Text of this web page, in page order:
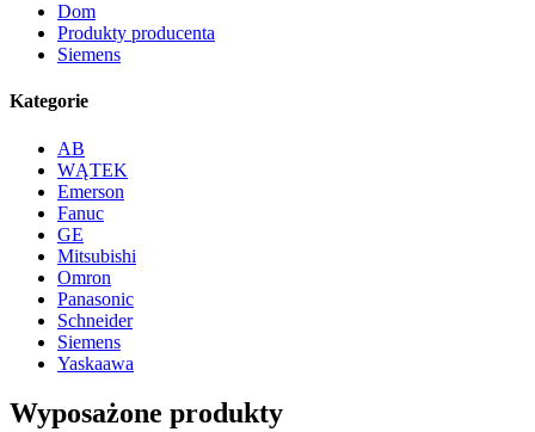
Dom
Produkty producenta
Siemens
Kategorie
AB
WĄTEK
Emerson
Fanuc
GE
Mitsubishi
Omron
Panasonic
Schneider
Siemens
Yaskaawa
Wyposażone produkty